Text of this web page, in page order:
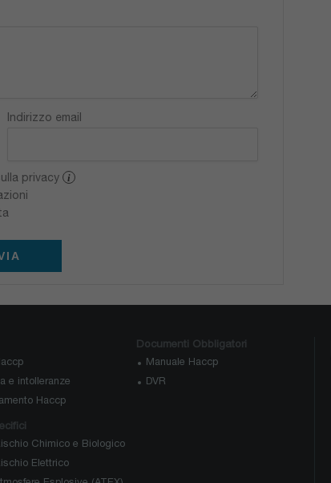
Indirizzo email
privacy i
e intolleranze
Haccp
Documenti Obbligatori
Manuale Haccp
DVR
Chimico e Biologico
Elettrico